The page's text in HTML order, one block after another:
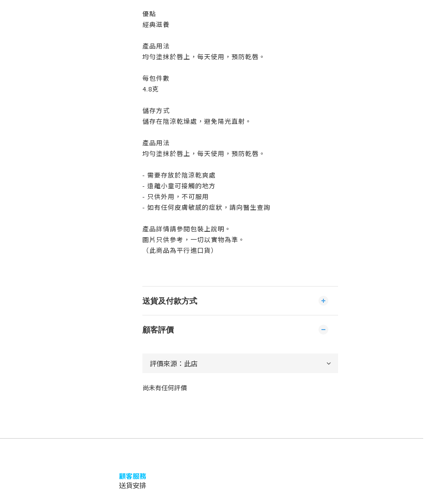
優點
經典滋養
產品用法
均勻塗抹於唇上，每天使用，預防乾唇。
每包件數
4.8克
儲存方式
儲存在陰涼乾燥處，避免陽光直射。
產品用法
均勻塗抹於唇上，每天使用，預防乾唇。
- 需要存放於陰涼乾爽處
- 遠離小童可接觸的地方
- 只供外用，不可服用
- 如有任何皮膚敏感的症狀，請向醫生查詢
產品詳情請參閱包裝上說明。
圖片只供參考，一切以實物為準。
（此商品為平行進口貨）
送貨及付款方式
顧客評價
尚未有任何評價
顧客服務
送貨安排